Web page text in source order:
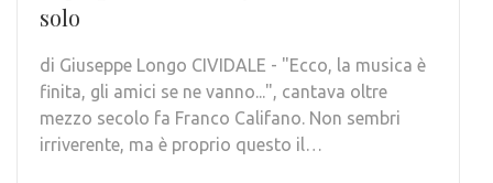
solo
di Giuseppe Longo CIVIDALE - "Ecco, la musica è
finita, gli amici se ne vanno...", cantava oltre
mezzo secolo fa Franco Califano. Non sembri
irriverente, ma è proprio questo il…